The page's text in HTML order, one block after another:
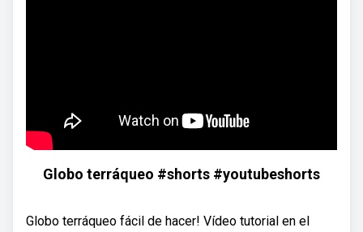
Globo terráqueo #shorts #youtubeshorts
Globo terráqueo fácil de hacer! Vídeo tutorial en el